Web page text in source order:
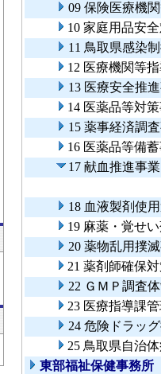
09 保険医療機
10 家庭用品安
11 鳥取県感染
12 医療機関等
13 医療安全推
14 医薬品等対
15 薬事経済調
16 医薬品等備
17 献血推進事業
18 血液製剤使
19 麻薬・覚せ
20 薬物乱用撲
21 薬剤師確保
22 ＧＭＰ調査
23 医療指導課
24 危険ドラッ
25 鳥取県自治
東部福祉保健事務所